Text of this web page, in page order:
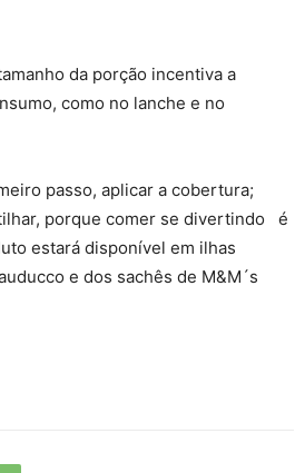
da porção incentiva a
como no lanche e no
passo, aplicar a cobertura;
porque comer se divertindo é
estará disponível em ilhas
e dos sachês de M&M´s